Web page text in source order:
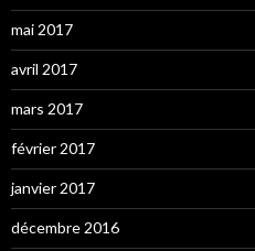
mai 2017
avril 2017
mars 2017
février 2017
janvier 2017
décembre 2016